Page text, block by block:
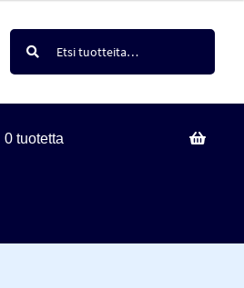
Haku
0 tuotetta